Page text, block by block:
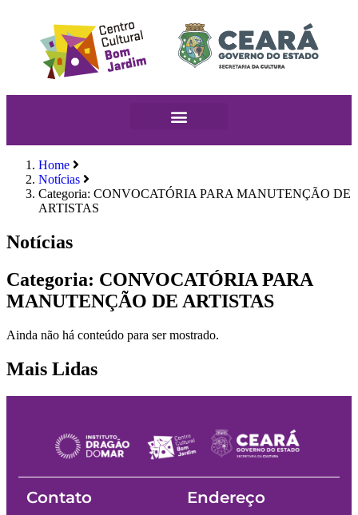
Home
Notícias
Categoria: CONVOCATÓRIA PARA MANUTENÇÃO DE
ARTISTAS
Notícias
Categoria: CONVOCATÓRIA PARA
MANUTENÇÃO DE ARTISTAS
Ainda não há conteúdo para ser mostrado.
Mais Lidas
Contato Endereço